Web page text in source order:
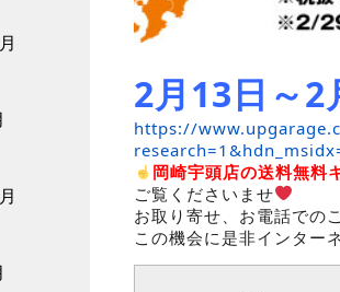
2月13日～2
https://
岡崎宇頭店の送料無料
ご覧くださいませ
お取り寄せ、お電話での
この機会に是非インター